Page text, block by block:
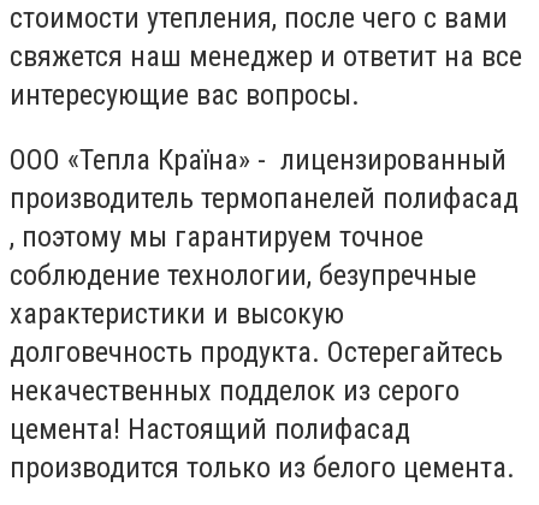
стоимости утепления, после чего с вами
свяжется наш менеджер и ответит на все
интересующие вас вопросы.
ООО «Тепла Країна» - лицензированный
производитель термопанелей полифасад
, поэтому мы гарантируем точное
соблюдение технологии, безупречные
характеристики и высокую
долговечность продукта. Остерегайтесь
некачественных подделок из серого
цемента! Настоящий полифасад
производится только из белого цемента.